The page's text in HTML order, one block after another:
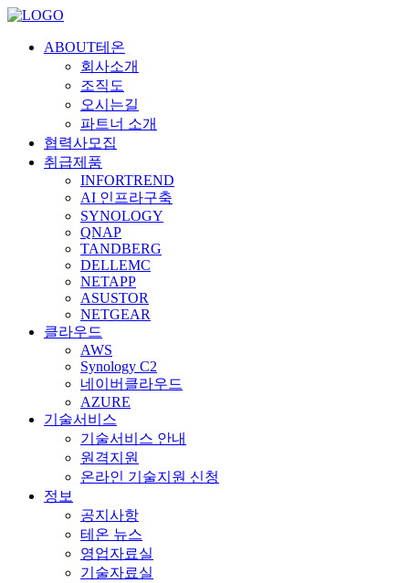
ABOUT테온
회사소개
조직도
오시는길
파트너 소개
협력사모집
취급제품
INFORTREND
AI 인프라구축
SYNOLOGY
QNAP
TANDBERG
DELLEMC
NETAPP
ASUSTOR
NETGEAR
클라우드
AWS
Synology C2
네이버클라우드
AZURE
기술서비스
기술서비스 안내
원격지원
온라인 기술지원 신청
정보
공지사항
테온 뉴스
영업자료실
기술자료실